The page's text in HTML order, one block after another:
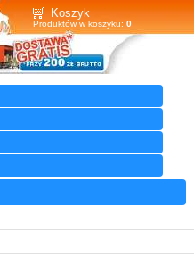
Koszyk
Produktów w koszyku: 0